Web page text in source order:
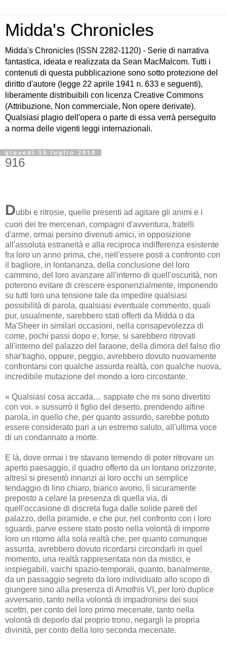
Midda's Chronicles
Midda's Chronicles (ISSN 2282-1120) - Serie di narrativa
fantastica, ideata e realizzata da Sean MacMalcom. Tutti i
contenuti di questa pubblicazione sono sotto protezione del
diritto d'autore (legge 22 aprile 1941 n. 633 e seguenti),
liberamente distribuibili con licenza Creative Commons
(Attribuzione, Non commerciale, Non opere derivate).
Qualsiasi plagio dell'opera o parte di essa verrà perseguito
a norma delle vigenti leggi internazionali.
giovedì 15 luglio 2010
916
Dubbi e ritrosie, quelle presenti ad agitare gli animi e i
cuori dei tre mercenari, compagni d'avventura, fratelli
d'arme, ormai persino divenuti amici, in opposizione
all'assoluta estraneità e alla reciproca indifferenza esistente
fra loro un anno prima, che, nell'essere posti a confronto con
il bagliore, in lontananza, della conclusione del loro
cammino, del loro avanzare all'interno di quell'oscurità, non
poterono evitare di crescere esponenzialmente, imponendo
su tutti loro una tensione tale da impedire qualsiasi
possibilità di parola, qualsiasi eventuale commento, quali
pur, usualmente, sarebbero stati offerti da Midda o da
Ma'Sheer in similari occasioni, nella consapevolezza di
come, pochi passi dopo e, forse, si sarebbero ritrovati
all'interno del palazzo del faraone, della dimora del falso dio
shar'tiagho, oppure, peggio, avrebbero dovuto nuovamente
confrontarsi con qualche assurda realtà, con qualche nuova,
incredibile mutazione del mondo a loro circostante.
« Qualsiasi cosa accada… sappiate che mi sono divertito
con voi. » sussurrò il figlio del deserto, prendendo alfine
parola, in quello che, per quanto assurdo, sarebbe potuto
essere considerato pari a un estremo saluto, all'ultima voce
di un condannato a morte.
E là, dove ormai i tre stavano temendo di poter ritrovare un
aperto paesaggio, il quadro offerto da un lontano orizzonte,
altresì si presentò innanzi ai loro occhi un semplice
tendaggio di lino chiaro, bianco avorio, lì sicuramente
preposto a celare la presenza di quella via, di
quell'occasione di discreta fuga dalle solide pareti del
palazzo, della piramide, e che pur, nel confronto con i loro
sguardi, parve essere stato posto nella volontà di imporre
loro un ritorno alla sola realtà che, per quanto comunque
assurda, avrebbero dovuto ricordarsi circondarli in quel
momento, una realtà rappresentata non da mistici, e
inspiegabili, varchi spazio-temporali, quanto, banalmente,
da un passaggio segreto da loro individuato allo scopo di
giungere sino alla presenza di Amothis VI, per loro duplice
avversario, tanto nella volontà di impadronirsi dei suoi
scettri, per conto del loro primo mecenate, tanto nella
volontà di deporlo dal proprio trono, negargli la propria
divinità, per conto della loro seconda mecenate.